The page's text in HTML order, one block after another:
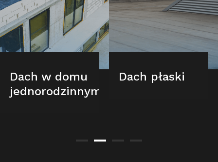
Dach w domu
jednorodzinnym
Dach płaski